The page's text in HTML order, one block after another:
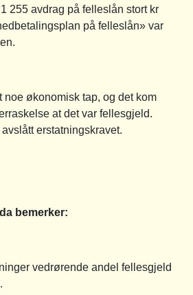
255 avdrag på felleslån stort kr
på felleslån» var
noe økonomisk tap, og det kom
at det var fellesgjeld.
erstatningskravet.
bemerker:
vedrørende andel fellesgjeld